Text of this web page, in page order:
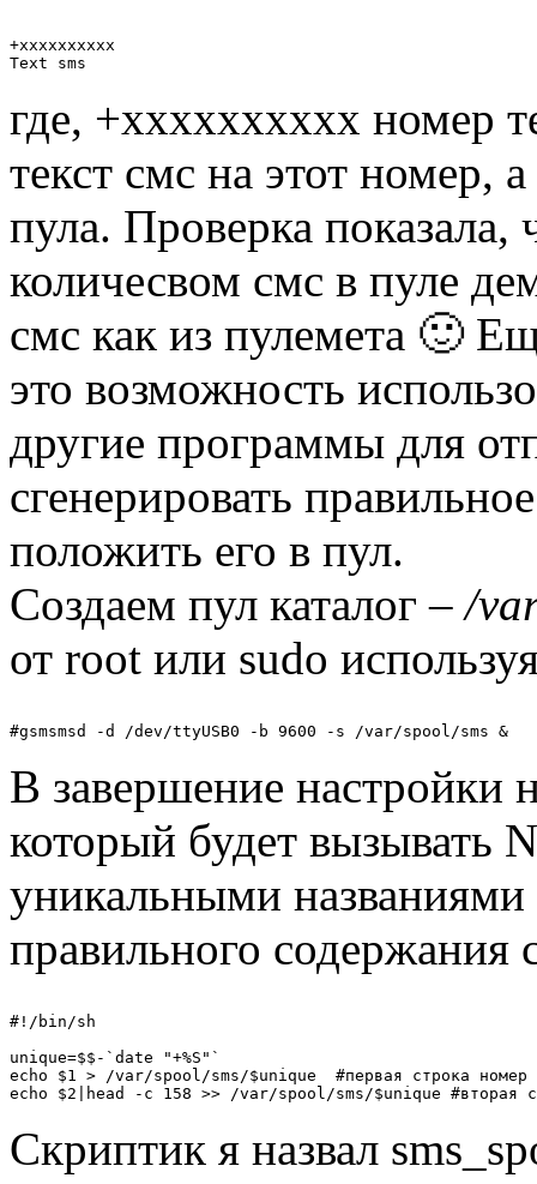
+xxxxxxxxxx
где, +xxxxxxxxxx номер
текст смс на этот номер,
пула. Проверка
количесвом смс в пуле
смс как из пулемета 🙂
это возможность
другие программы для
сгенерировать
положить его в пул.
Создаем пул каталог –/
от root или sudo
В завершение настройки
который будет вызывать
уникальными
правильного содержания
#!/bin/sh
unique=$$-`date "+%S"`
echo $1 > /var/spool/sms/$unique  #первая строка номер
Скриптик я назвал